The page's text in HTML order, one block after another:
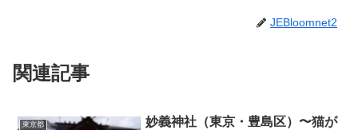
JEBloomnet2
関連記事
東京都
妙義神社（東京・豊島区）〜猫が